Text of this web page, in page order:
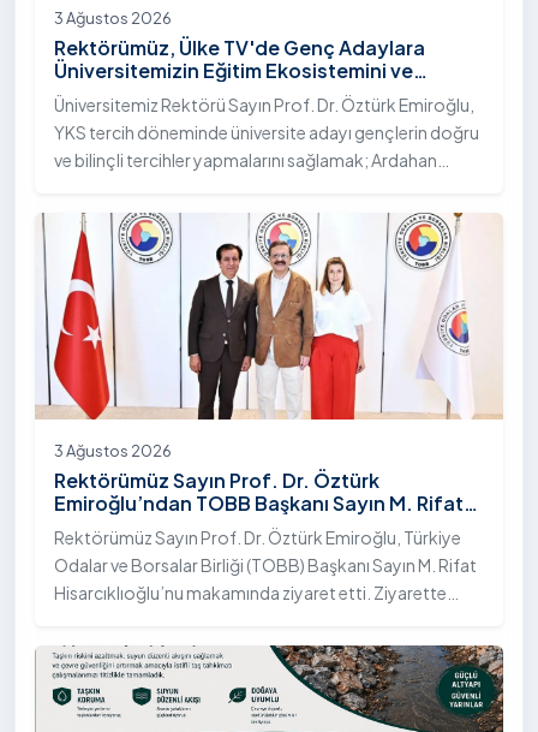
3 Ağustos 2026
Rektörümüz, Ülke TV'de Genç Adaylara
Üniversitemizin Eğitim Ekosistemini ve
Sunduğu Nitelikli İmkânları Anlattı
Üniversitemiz Rektörü Sayın Prof. Dr. Öztürk Emiroğlu,
YKS tercih döneminde üniversite adayı gençlerin doğru
ve bilinçli tercihler yapmalarını sağlamak; Ardahan
çeşitliliğini ve nitelikli imkânlarını aktarmak üzere Ülke TV
ekranlarında yayımlanan "Genç Vizyon" programına
canlı yayın konuğu olarak katıldı.
3 Ağustos 2026
Rektörümüz Sayın Prof. Dr. Öztürk
Emiroğlu’ndan TOBB Başkanı Sayın M. Rifat
Hisarcıklıoğlu’na Ziyaret
Rektörümüz Sayın Prof. Dr. Öztürk Emiroğlu, Türkiye
Odalar ve Borsalar Birliği (TOBB) Başkanı Sayın M. Rifat
Hisarcıklıoğlu’nu makamında ziyaret etti. Ziyarette
Emiroğlu Hanımefendi eşlik etti.